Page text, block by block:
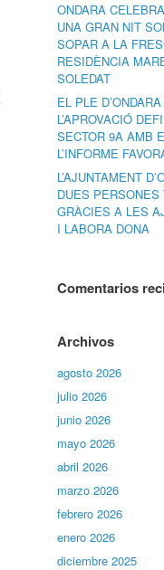
ONDARA
UNA GRAN NIT
SOPAR A LA
RESIDÈNCIA
SOLEDAT
EL PLE
L’APROVACIÓ
SECTOR 9A AMB
L’INFORME
L’AJUNTAMENT
DUES
GRÀCIES A LES
I LABORA DONA
Comentarios
Archivos
agosto 2026
julio 2026
junio 2026
mayo 2026
abril 2026
marzo 2026
febrero 2026
enero 2026
diciembre 2025